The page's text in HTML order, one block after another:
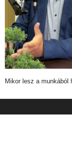
Mikor lesz a